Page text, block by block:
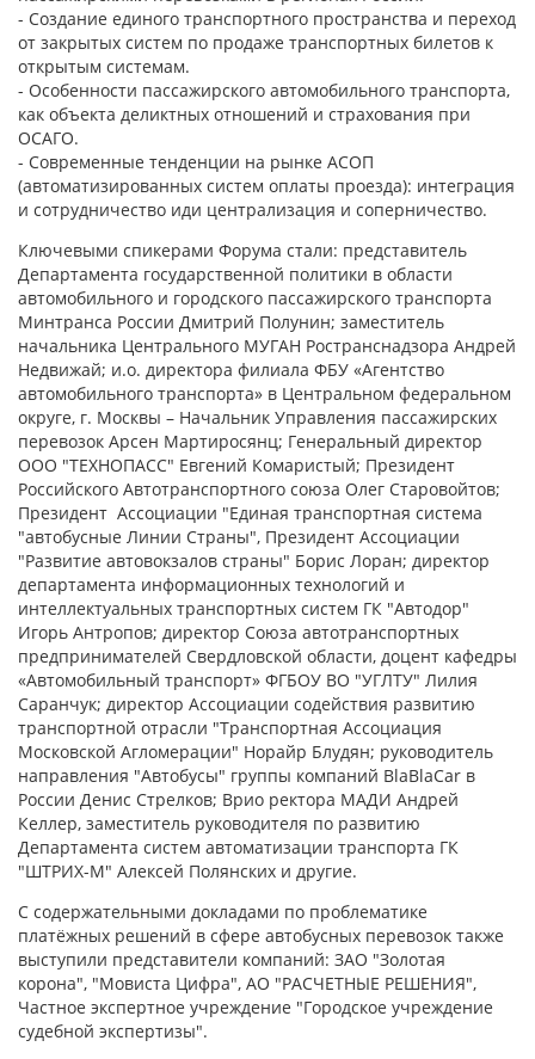
- Создание единого транспортного пространства и переход
от закрытых систем по продаже транспортных билетов к
открытым системам.
- Особенности пассажирского автомобильного транспорта,
как объекта деликтных отношений и страхования при
ОСАГО.
- Современные тенденции на рынке АСОП
(автоматизированных систем оплаты проезда): интеграция
и сотрудничество иди централизация и соперничество.
Ключевыми спикерами Форума стали: представитель
Департамента государственной политики в области
автомобильного и городского пассажирского транспорта
Минтранса России Дмитрий Полунин; заместитель
начальника Центрального МУГАН Ространснадзора Андрей
Недвижай; и.о. директора филиала ФБУ «Агентство
автомобильного транспорта» в Центральном федеральном
округе, г. Москвы – Начальник Управления пассажирских
перевозок Арсен Мартиросянц; Генеральный директор
ООО "ТЕХНОПАСС" Евгений Комаристый; Президент
Российского Автотранспортного союза Олег Старовойтов;
Президент Ассоциации "Единая транспортная система
"автобусные Линии Страны", Президент Ассоциации
"Развитие автовокзалов страны" Борис Лоран; директор
департамента информационных технологий и
интеллектуальных транспортных систем ГК "Автодор"
Игорь Антропов; директор Союза автотранспортных
предпринимателей Свердловской области, доцент кафедры
«Автомобильный транспорт» ФГБОУ ВО "УГЛТУ" Лилия
Саранчук; директор Ассоциации содействия развитию
транспортной отрасли "Транспортная Ассоциация
Московской Агломерации" Норайр Блудян; руководитель
направления "Автобусы" группы компаний BlaBlaCar в
России Денис Стрелков; Врио ректора МАДИ Андрей
Келлер, заместитель руководителя по развитию
Департамента систем автоматизации транспорта ГК
"ШТРИХ-М" Алексей Полянских и другие.
С содержательными докладами по проблематике
платёжных решений в сфере автобусных перевозок также
выступили представители компаний: ЗАО "Золотая
корона", "Мовиста Цифра", АО "РАСЧЕТНЫЕ РЕШЕНИЯ",
Частное экспертное учреждение "Городское учреждение
судебной экспертизы".